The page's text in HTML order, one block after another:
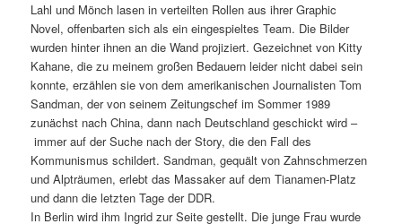
Lahl und Mönch lasen in verteilten Rollen aus ihrer Graphic
Novel, offenbarten sich als ein eingespieltes Team. Die Bilder
wurden hinter ihnen an die Wand projiziert. Gezeichnet von Kitty
Kahane, die zu meinem großen Bedauern leider nicht dabei sein
konnte, erzählen sie von dem amerikanischen Journalisten Tom
Sandman, der von seinem Zeitungschef im Sommer 1989
zunächst nach China, dann nach Deutschland geschickt wird –
immer auf der Suche nach der Story, die den Fall des
Kommunismus schildert. Sandman, gequält von Zahnschmerzen
und Alpträumen, erlebt das Massaker auf dem Tianamen-Platz
und dann die letzten Tage der DDR.
In Berlin wird ihm Ingrid zur Seite gestellt. Die junge Frau wurde